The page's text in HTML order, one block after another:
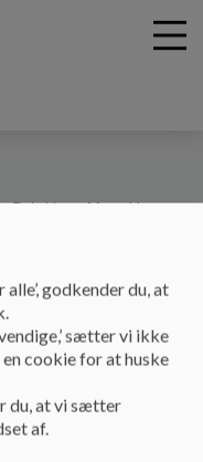
Politikker i Mosaikken
er hårdt arbejde at gå i
at børn bør holde
suppleret af
over et år.
godkender du, at
sætter vi ikke
cookie for at huske
du, at vi sætter
af.